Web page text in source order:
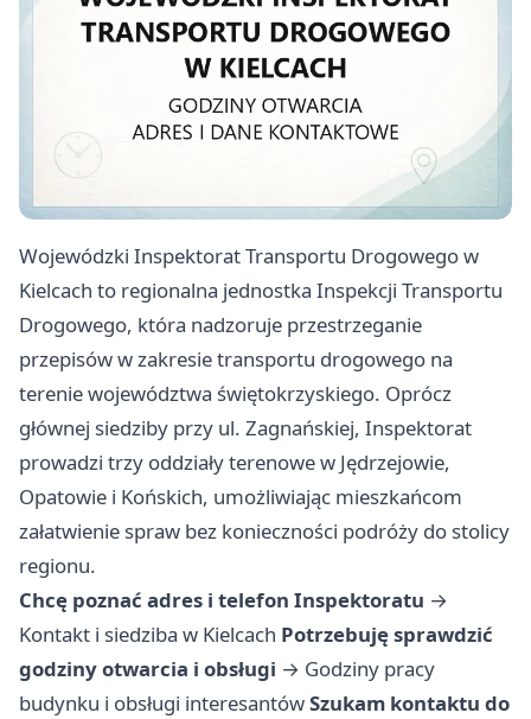
Wojewódzki Inspektorat Transportu Drogowego w
Kielcach to regionalna jednostka Inspekcji Transportu
Drogowego, która nadzoruje przestrzeganie
przepisów w zakresie transportu drogowego na
terenie województwa świętokrzyskiego. Oprócz
głównej siedziby przy ul. Zagnańskiej, Inspektorat
prowadzi trzy oddziały terenowe w Jędrzejowie,
Opatowie i Końskich, umożliwiając mieszkańcom
załatwienie spraw bez konieczności podróży do stolicy
regionu.
Chcę poznać adres i telefon Inspektoratu →
Kontakt i siedziba w Kielcach Potrzebuję sprawdzić
godziny otwarcia i obsługi → Godziny pracy
budynku i obsługi interesantówSzukam kontaktu do